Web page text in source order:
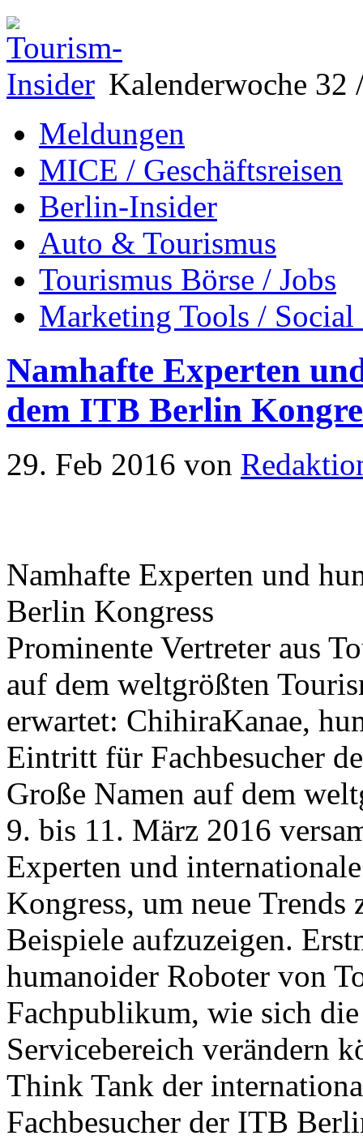
Kalenderwoche 32
Meldungen
MICE / Geschäftsreisen
Berlin-Insider
Auto & Tourismus
Tourismus Börse / Jobs
Marketing Tools /
Namhafte Experten
dem ITB Berlin
29. Feb 2016 von
Namhafte Experten und
Berlin Kongress
Prominente Vertreter aus
auf dem weltgrößten
erwartet: ChihiraKanae,
Eintritt für Fachbesucher
Große Namen auf dem
9. bis 11. März 2016
Experten und
Kongress, um neue Trends
Beispiele aufzuzeigen.
humanoider Roboter von
Fachpublikum, wie sich
Servicebereich verändern
Think Tank der
Fachbesucher der ITB